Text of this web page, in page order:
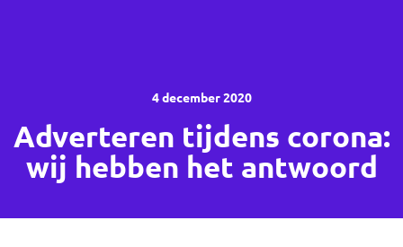
4 december 2020
Adverteren tijdens corona:
wij hebben het antwoord